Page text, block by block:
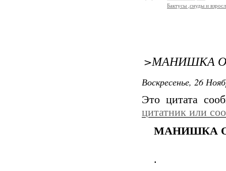
Бактусы ,снуды и
>МАНИШКА
Воскресенье, 26
Это цитата
цитатник или
МАНИШКА
.